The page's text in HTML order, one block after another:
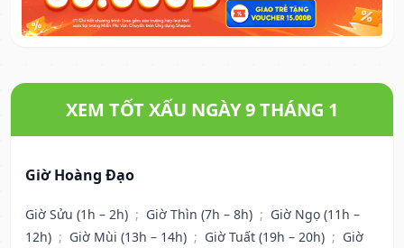
XEM TỐT XẤU NGÀY 9 THÁNG 1
Giờ Hoàng Đạo
Giờ Sửu (1h – 2h) ; Giờ Thìn (7h – 8h) ; Giờ Ngọ (11h –
12h) ; Giờ Mùi (13h – 14h) ; Giờ Tuất (19h – 20h) ; Giờ